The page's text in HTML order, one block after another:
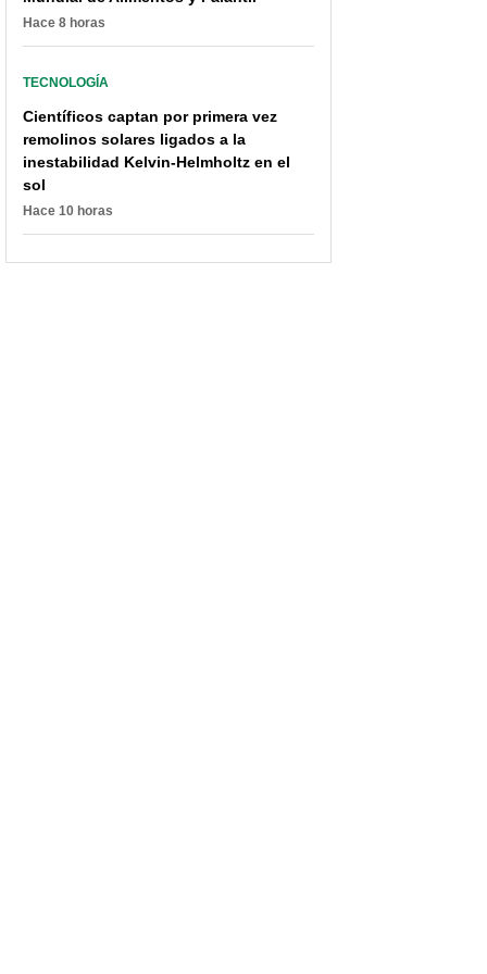
Hace 8 horas
TECNOLOGÍA
Científicos captan por primera vez
remolinos solares ligados a la
inestabilidad Kelvin-Helmholtz en el
sol
Hace 10 horas